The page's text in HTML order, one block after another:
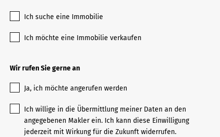
Ich suche eine Immobilie
Ich möchte eine Immobilie verkaufen
Wir rufen Sie gerne an
Ja, ich möchte angerufen werden
Ich willige in die Übermittlung meiner Daten an den
angegebenen Makler ein. Ich kann diese Einwilligung
jederzeit mit Wirkung für die Zukunft widerrufen.